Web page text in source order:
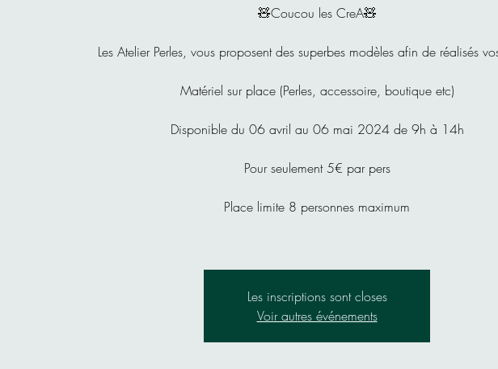
🧸Coucou les CreA🧸
Les Atelier Perles, vous proposent des superbes modèles afin de réalisés
Matériel sur place (Perles, accessoire, boutique etc)
Disponible du 06 avril au 06 mai 2024 de 9h à 14h
Pour seulement 5€ par pers
Place limite 8 personnes maximum
Les inscriptions sont closes
Voir autres événements